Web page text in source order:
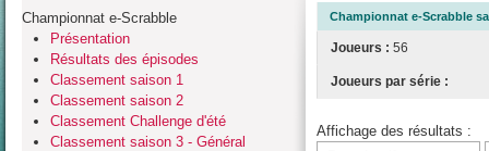
Championnat e-Scrabble
Présentation
Résultats des épisodes
Classement saison 1
Classement saison 2
Classement Challenge d'été
Classement saison 3 - Général
Championnat e-Scrabble
Joueurs : 56
Joueurs par série :
Affichage des résultats :